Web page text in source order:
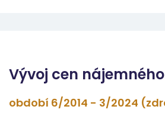
Vývoj cen nájemného
období 6/2014 - 3/2024